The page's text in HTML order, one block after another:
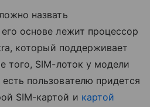
назвать
основе лежит процессор
который поддерживает
того, SIM-лоток у модели
пользователю придется
SIM-картой и картой